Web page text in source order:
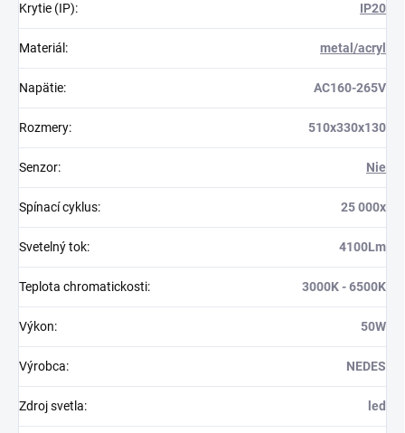
Krytie (IP): IP20
Materiál : metal/acryl
Napätie: AC160-265V
Rozmery: 510x330x130
Senzor: Nie
Spínací cyklus: 25 000x
Svetelný tok: 4100Lm
Teplota chromatickosti: 3000K - 6500K
Výkon: 50W
Výrobca: NEDES
Zdroj svetla: led